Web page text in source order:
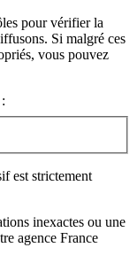
pour vérifier la
Si malgré ces
vous pouvez
est strictement
inexactes ou une
agence France